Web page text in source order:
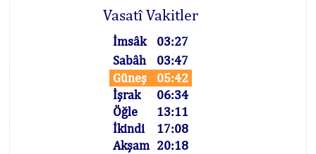
Vasatî Vakitler
İmsâk
03:27
Sabâh
03:47
Güneş
05:42
İşrak
06:34
Öğle
13:11
İkindi
17:08
Akşam 20:18